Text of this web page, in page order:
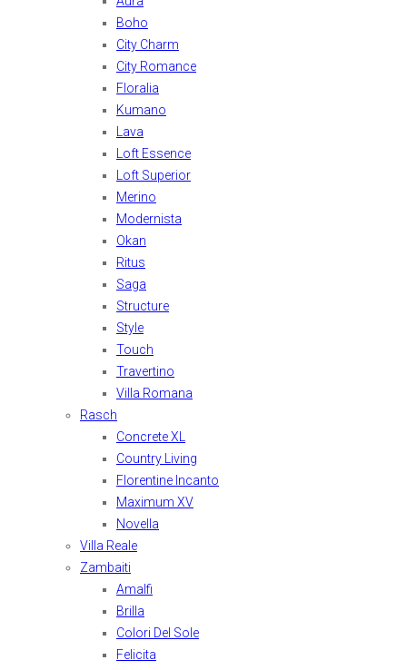
Boho
City Charm
City Romance
Floralia
Kumano
Lava
Loft Essence
Loft Superior
Merino
Modernista
Okan
Ritus
Saga
Structure
Style
Touch
Travertino
Villa Romana
Rasch
Concrete XL
Country Living
Florentine Incanto
Maximum XV
Novella
Villa Reale
Zambaiti
Amalfi
Brilla
Colori Del Sole
Felicita